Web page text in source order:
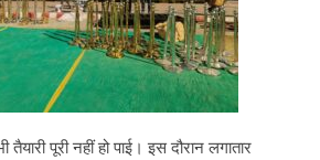
तैयारी पूरी नहीं हो पाई। इस दौरान लगातार